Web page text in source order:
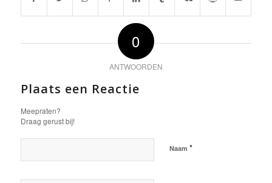
0
ANTWOORDEN
Plaats een Reactie
Meepraten?
Draag gerust bij!
Naam *